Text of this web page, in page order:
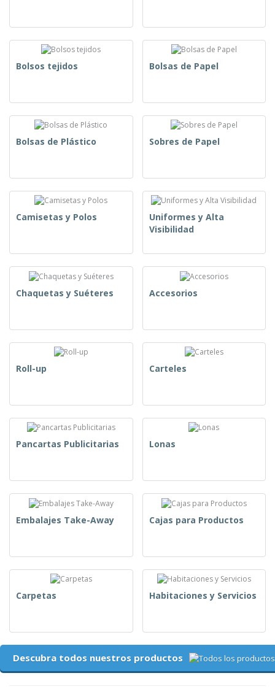
Bolsos tejidos Bolsas de Papel
Bolsas de Plástico Sobres de Papel
Camisetas y Polos
Uniformes y Alta
Visibilidad
Chaquetas y Suéteres Accesorios
Roll-up Carteles
Pancartas Publicitarias Lonas
Embalajes Take-Away Cajas para Productos
Carpetas Habitaciones y Servicios
Descubra todos nuestros productos